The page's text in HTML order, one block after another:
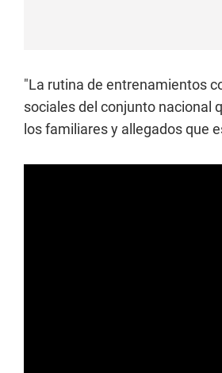
"La rutina de entrenamientos
sociales del conjunto nacional
los familiares y allegados que